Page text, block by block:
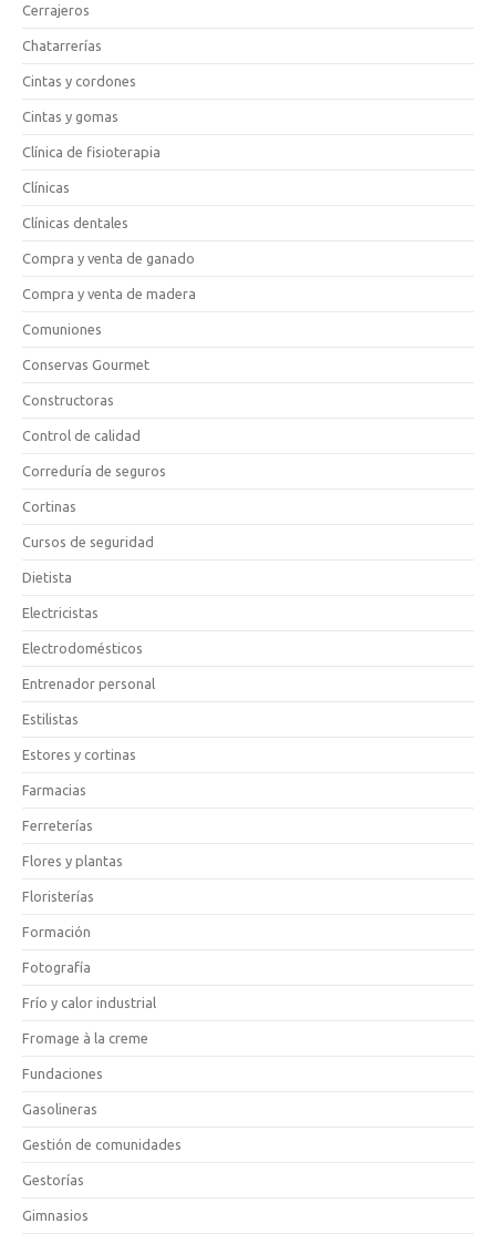
Cerrajeros
Chatarrerías
Cintas y cordones
Cintas y gomas
Clínica de fisioterapia
Clínicas
Clínicas dentales
Compra y venta de ganado
Compra y venta de madera
Comuniones
Conservas Gourmet
Constructoras
Control de calidad
Correduría de seguros
Cortinas
Cursos de seguridad
Dietista
Electricistas
Electrodomésticos
Entrenador personal
Estilistas
Estores y cortinas
Farmacias
Ferreterías
Flores y plantas
Floristerías
Formación
Fotografía
Frío y calor industrial
Fromage à la creme
Fundaciones
Gasolineras
Gestión de comunidades
Gestorías
Gimnasios